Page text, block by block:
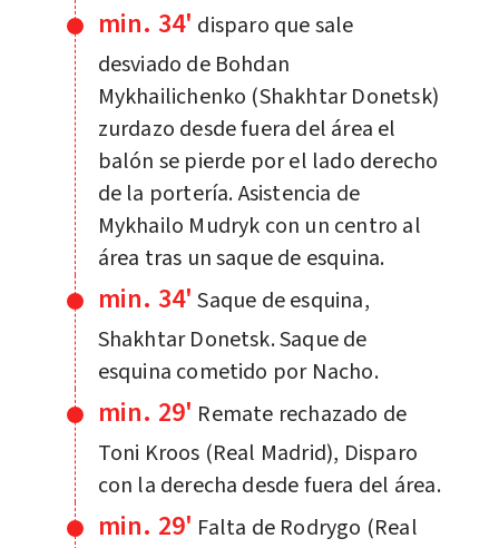
min. 34' disparo que sale
desviado de Bohdan
Mykhailichenko (Shakhtar Donetsk)
zurdazo desde fuera del área el
balón se pierde por el lado derecho
de la portería. Asistencia de
Mykhailo Mudryk con un centro al
área tras un saque de esquina.
min. 34' Saque de esquina,
Shakhtar Donetsk. Saque de
esquina cometido por Nacho.
min. 29' Remate rechazado de
Toni Kroos (Real Madrid), Disparo
con la derecha desde fuera del área.
min. 29' Falta de Rodrygo (Real